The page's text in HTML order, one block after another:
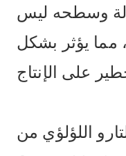
وسطحه ليس
مما يؤثر بشكل
اللؤلؤي من